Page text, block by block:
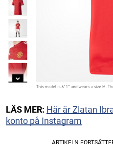
LÄS MER: Här är Zlatan
konto på Instagram